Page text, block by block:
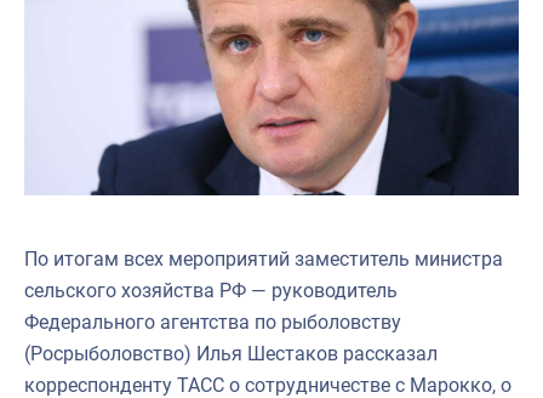
По итогам всех мероприятий заместитель министра
сельского хозяйства РФ — руководитель
Федерального агентства по рыболовству
(Росрыболовство) Илья Шестаков рассказал
корреспонденту ТАСС о сотрудничестве с Марокко, о